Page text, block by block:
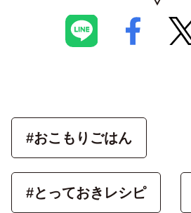
#おこもりごはん
#とっておきレシピ